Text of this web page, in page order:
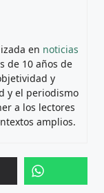
en noticias
de 10 años de
y
y el periodismo
a los lectores
amplios.